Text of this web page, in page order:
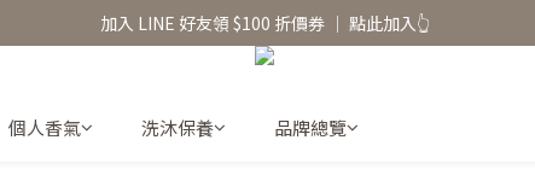
香氛水氧機、擴香香水原精  l 兩件85、三件79折
加入 LINE 好友領 $100 折價券 │ 點此加入👆
香氛水氧機、擴香香水原精  l 兩件85、三件79折
個人香氣 洗沐保養 品牌總覽